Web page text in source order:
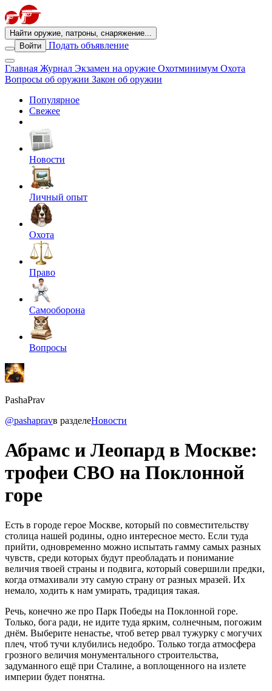
Найти оружие, патроны, снаряжение...
Войти
Подать объявление
Главная Журнал Экзамен на оружие Охотминимум Охота
Вопросы об оружии Закон об оружии
Популярное
Свежее
Новости
Личный опыт
Охота
Право
Самооборона
Вопросы
PashaPrav
@pashapravв разделеНовости
Абрамс и Леопард в Москве:
трофеи СВО на Поклонной
горе
Есть в городе герое Москве, который по совместительству
столица нашей родины, одно интересное место. Если туда
прийти, одновременно можно испытать гамму самых разных
чувств, среди которых будут преобладать и понимание
величия твоей страны и подвига, который совершили предки,
когда отмахивали эту самую страну от разных мразей. Их
немало, ходить к нам умирать, традиция такая.
Речь, конечно же про Парк Победы на Поклонной горе.
Только, бога ради, не идите туда ярким, солнечным, погожим
днём. Выберите ненастье, чтоб ветер рвал тужурку с могучих
плеч, чтоб тучи клубились недобро. Только тогда атмосфера
грозного величия монументального строительства,
задуманного ещё при Сталине, а воплощенного на излете
империи будет понятна.